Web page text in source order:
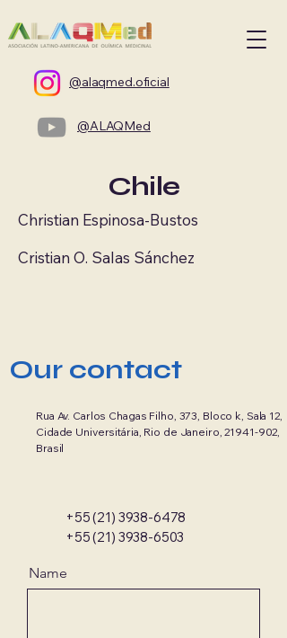
@alaqmed.oficial
@ALAQMed
Chile
Christian Espinosa-Bustos
Cristian O. Salas Sánchez
Our contact
Rua Av. Carlos Chagas Filho, 373, Bloco k, Sala 12,
Cidade Universitária, Rio de Janeiro,21941-902,
Brasil
+55 (21) 3938-6478
+55 (21) 3938-6503
Name